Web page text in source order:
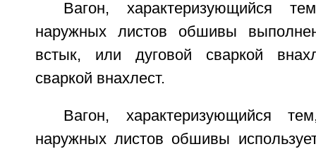
Вагон, характеризующийся
наружных листов обшивы
встык, или дуговой сваркой
сваркой внахлест.
Вагон, характеризующийся
наружных листов обшивы